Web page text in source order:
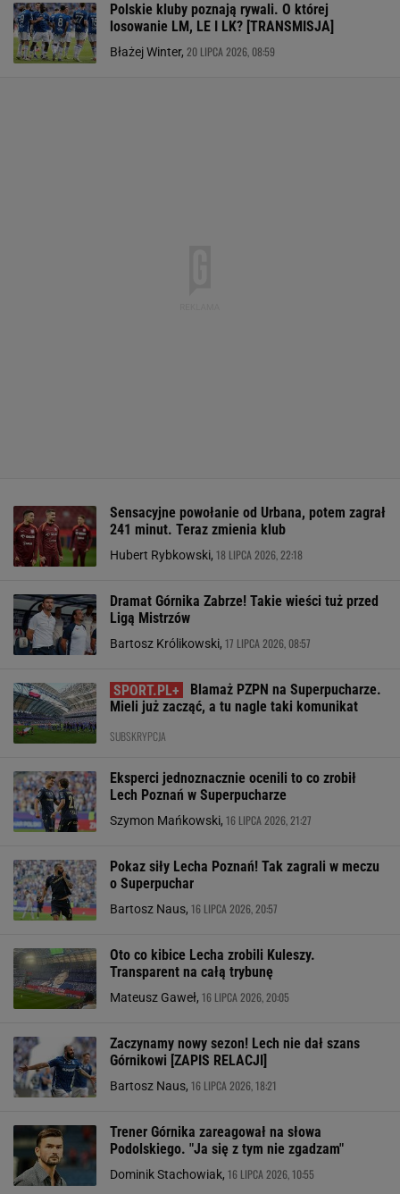
Polskie kluby poznają rywali. O której
losowanie LM, LE I LK? [TRANSMISJA]
Błażej Winter, 20 LIPCA 2026, 08:59
Sensacyjne powołanie od Urbana, potem zagrał
241 minut. Teraz zmienia klub
Hubert Rybkowski, 18 LIPCA 2026, 22:18
Dramat Górnika Zabrze! Takie wieści tuż przed
Ligą Mistrzów
Bartosz Królikowski, 17 LIPCA 2026, 08:57
Blamaż PZPN na Superpucharze.
Mieli już zacząć, a tu nagle taki komunikat
SUBSKRYPCJA
Eksperci jednoznacznie ocenili to co zrobił
Lech Poznań w Superpucharze
Szymon Mańkowski, 16 LIPCA 2026, 21:27
Pokaz siły Lecha Poznań! Tak zagrali w meczu
o Superpuchar
Bartosz Naus, 16 LIPCA 2026, 20:57
Oto co kibice Lecha zrobili Kuleszy.
Transparent na całą trybunę
Mateusz Gaweł, 16 LIPCA 2026, 20:05
Zaczynamy nowy sezon! Lech nie dał szans
Górnikowi [ZAPIS RELACJI]
Bartosz Naus, 16 LIPCA 2026, 18:21
Trener Górnika zareagował na słowa
Podolskiego. "Ja się z tym nie zgadzam"
Dominik Stachowiak, 16 LIPCA 2026, 10:55